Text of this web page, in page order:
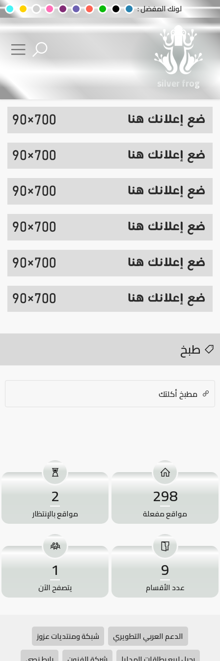
لونك المفضل :
silver frog
طبخ
مطبخ أكلتك
298
مواقع مفعلة
2
مواقع بالإنتظار
9
عدد الأقسام
1
يتصفح الآن
الدعم العربي التطويري
شبكة ومنتديات عزوز